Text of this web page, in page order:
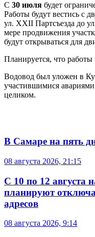
С 30 июля будет
Работы будут вестись с
ул. XXII Партсъезда до
мере продвижения
будут открываться для
Планируется, что работы
Водовод был уложен в
участившимися
целиком.
В Самаре на пять
08 августа 2026, 21:15
С 10 по 12 августа
планируют
адресов
08 августа 2026, 9:14